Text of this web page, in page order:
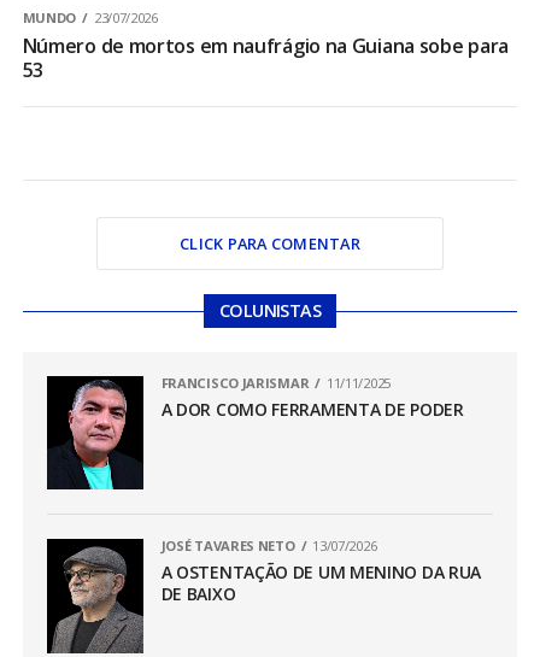
MUNDO 23/07/2026
Número de mortos em naufrágio na Guiana sobe para
53
CLICK PARA COMENTAR
COLUNISTAS
FRANCISCO JARISMAR 11/11/2025
A DOR COMO FERRAMENTA DE PODER
JOSÉ TAVARES NETO 13/07/2026
A OSTENTAÇÃO DE UM MENINO DA RUA
DE BAIXO